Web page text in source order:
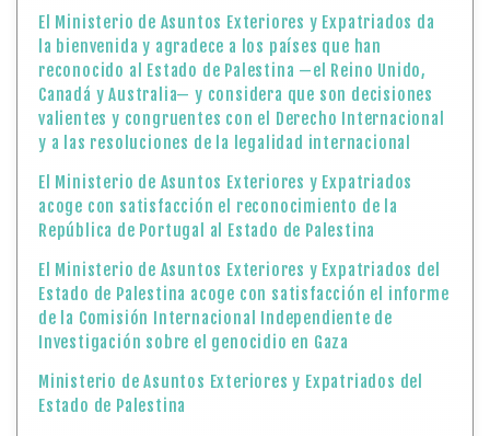
El Ministerio de Asuntos Exteriores y Expatriados da
la bienvenida y agradece a los países que han
reconocido al Estado de Palestina —el Reino Unido,
Canadá y Australia— y considera que son decisiones
valientes y congruentes con el Derecho Internacional
y a las resoluciones de la legalidad internacional
El Ministerio de Asuntos Exteriores y Expatriados
acoge con satisfacción el reconocimiento de la
República de Portugal al Estado de Palestina
El Ministerio de Asuntos Exteriores y Expatriados del
Estado de Palestina acoge con satisfacción el informe
de la Comisión Internacional Independiente de
Investigación sobre el genocidio en Gaza
Ministerio de Asuntos Exteriores y Expatriados del
Estado de Palestina